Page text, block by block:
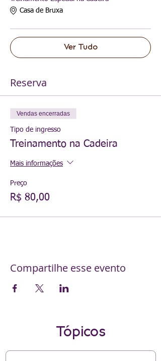
Casa de Bruxa
Ver Tudo
Reserva
Vendas encerradas
Tipo de ingresso
Treinamento na Cadeira
Mais informações
Preço
R$ 80,00
Compartilhe esse evento
Tópicos